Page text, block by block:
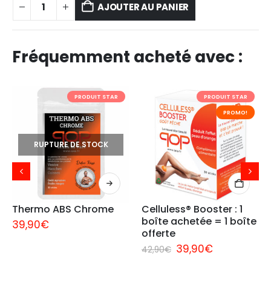
AJOUTER AU PANIER
Fréquemment acheté avec :
PRODUIT STAR
RUPTURE DE STOCK
Thermo ABS Chrome
39,90€
PRODUIT STAR
PROMO!
Celluless® Booster : 1
boîte achetée = 1 boîte
offerte
42,90€ Le
prix
39,90€Le